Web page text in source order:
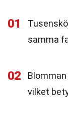
01
samma
02
vilket